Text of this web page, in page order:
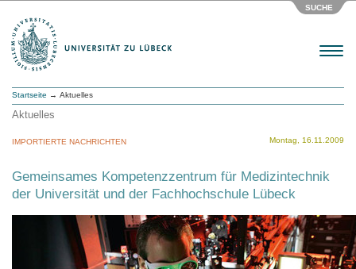
SUCHE
Menu
Startseite → Aktuelles
Aktuelles
Montag, 16.11.2009
IMPORTIERTE NACHRICHTEN
Gemeinsames Kompetenzzentrum für Medizintechnik
der Universität und der Fachhochschule Lübeck